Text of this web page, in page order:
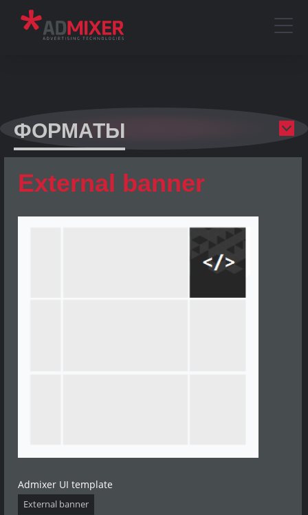
ФОРМАТЫ
External banner
Admixer UI template
External banner